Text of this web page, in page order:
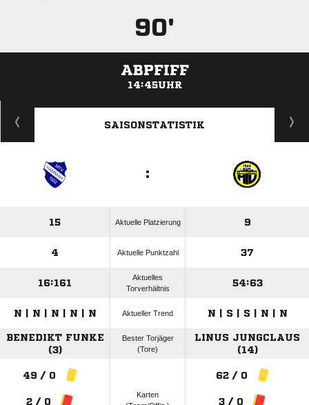
90'
ABPFIFF
14:45UHR
ANZEIGE
SAISONSTATISTIK
:
15 Aktuelle Platzierung 9
4 Aktuelle Punktzahl 37
16:161
Aktuelles
Torverhältnis
54:63
N | N | N | N | N Aktueller Trend N | S | S | N | N
BENEDIKT FUNKE
(3)
Bester Torjäger
(Tore)
LINUS JUNGCLAUS
(14)
49 / 0
2 / 0
Karten
62 / 0
3 / 0